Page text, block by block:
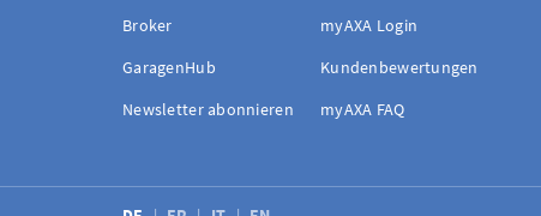
Broker
myAXA Login
GaragenHub
Kundenbewertungen
Newsletter abonnieren
myAXA FAQ